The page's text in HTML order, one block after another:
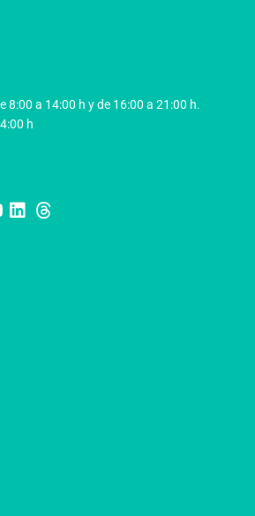
8:00 a 14:00 h y de 16:00 a 21:00 h.
h